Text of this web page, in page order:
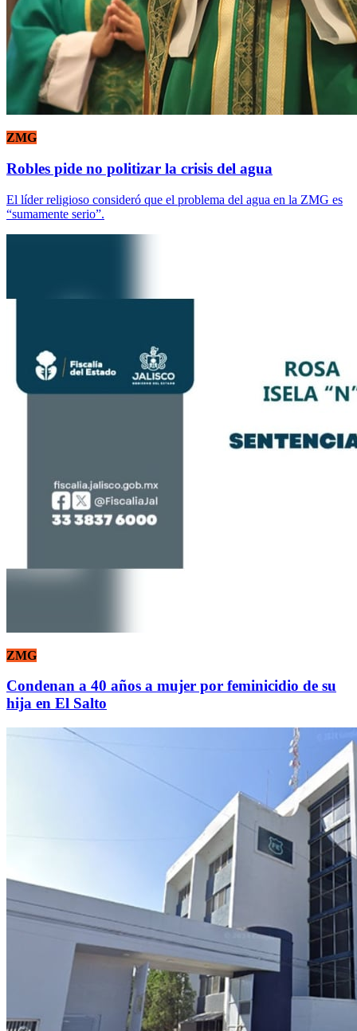
ZMG
Robles pide no politizar la crisis del agua
El líder religioso consideró que el problema del agua en la ZMG es
“sumamente serio”.
ZMG
Condenan a 40 años a mujer por feminicidio de su
hija en El Salto